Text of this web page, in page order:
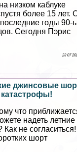
низком каблуке
более 15 лет.
годы 90-
Сегодня Пэрис
23 07
джинсовые
что
надеть летние
не согласиться!
шорт